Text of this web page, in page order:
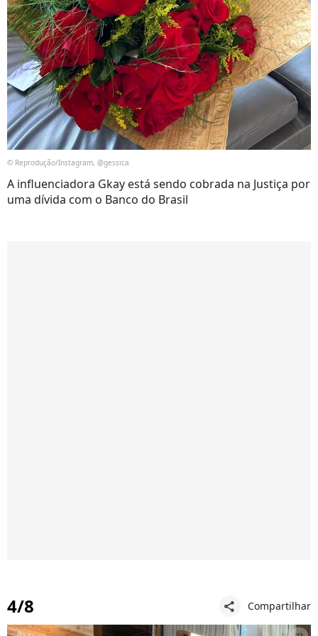
© Reprodução/Instagram, @gessica
A influenciadora Gkay está sendo cobrada na Justiça por
uma dívida com o Banco do Brasil
4/8 share Compartilhar